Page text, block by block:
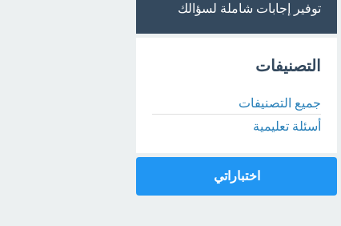
توفير إجابات شاملة لسؤالك
التصنيفات
جميع التصنيفات
أسئلة تعليمية
اختباراتي